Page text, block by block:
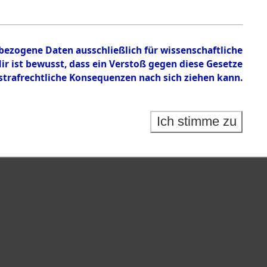
Daten ausschließlich für wissenschaftliche
bewusst, dass ein Verstoß gegen diese Gesetze
Konsequenzen nach sich ziehen kann.
Ich stimme zu